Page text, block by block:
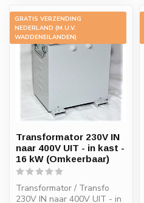
GRATIS VERZENDING
NEDERLAND (M.U.V.
WADDENEILANDEN)
-15%
Transformator 230V IN
naar 400V UIT - in kast -
16 kW (Omkeerbaar)
Transformator / Transfo
230V IN naar 400V UIT - in